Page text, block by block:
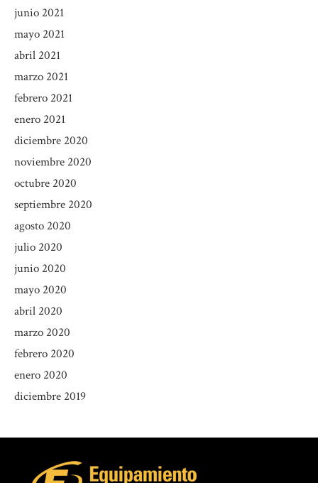
junio 2021
mayo 2021
abril 2021
marzo 2021
febrero 2021
enero 2021
diciembre 2020
noviembre 2020
octubre 2020
septiembre 2020
agosto 2020
julio 2020
junio 2020
mayo 2020
abril 2020
marzo 2020
febrero 2020
enero 2020
diciembre 2019